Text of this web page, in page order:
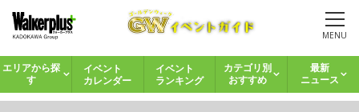
MENU
エリアから探
す
イベント
カレンダー
イベント
ランキング
カテゴリ別
おすすめ
最新
ニュース